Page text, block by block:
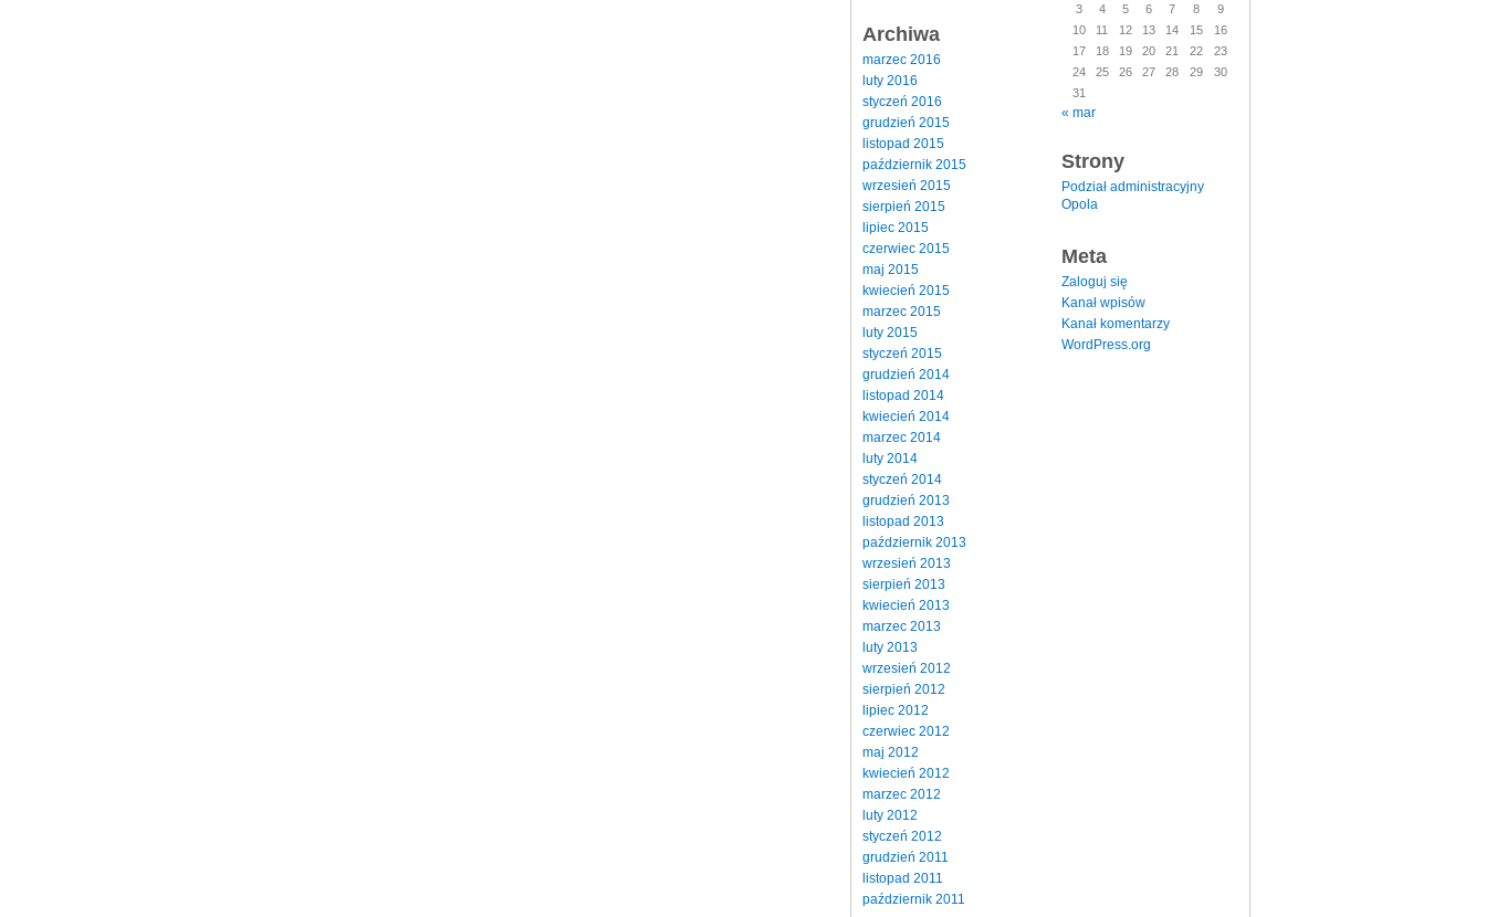
Archiwa
marzec 2016
luty 2016
styczeń 2016
grudzień 2015
listopad 2015
październik 2015
wrzesień 2015
sierpień 2015
lipiec 2015
czerwiec 2015
maj 2015
kwiecień 2015
marzec 2015
luty 2015
styczeń 2015
grudzień 2014
listopad 2014
kwiecień 2014
marzec 2014
luty 2014
styczeń 2014
grudzień 2013
listopad 2013
październik 2013
wrzesień 2013
sierpień 2013
kwiecień 2013
marzec 2013
luty 2013
wrzesień 2012
sierpień 2012
lipiec 2012
czerwiec 2012
maj 2012
kwiecień 2012
marzec 2012
luty 2012
styczeń 2012
grudzień 2011
listopad 2011
październik 2011
3
4 5 6 7 8
9
10
11 12 13 14 15
16
17
18 19 20 21 22
23
24
25 26 27 28 29
30
31
« mar
Strony
Podział administracyjny
Opola
Meta
Zaloguj się
Kanał wpisów
Kanał komentarzy
WordPress.org